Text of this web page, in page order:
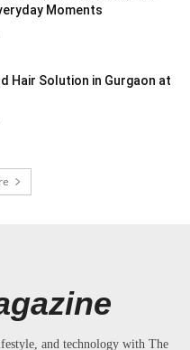
Moments
Hair Solution in Gurgaon at
and technology with The